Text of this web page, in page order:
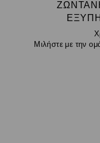
ΖΩΝΤΑΝΉ ΣΥΖΉΤΗΣΗ ΜΕ
Μιλήστε με την